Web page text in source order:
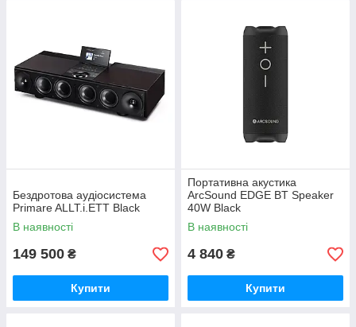
Бездротова аудіосистема
Primare ALLT.i.ETT Black
В наявності
149 500 ₴
Купити
Портативна акустика
ArcSound EDGE BT Speaker
40W Black
В наявності
4 840 ₴
Купити